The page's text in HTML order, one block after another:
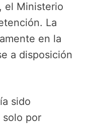
el Ministerio
La
en la
a disposición
sido
solo por